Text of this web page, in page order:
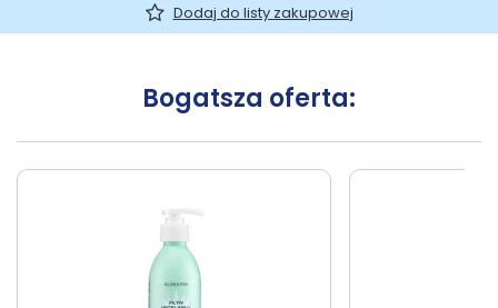
Dodaj do listy zakupowej
Bogatsza oferta: